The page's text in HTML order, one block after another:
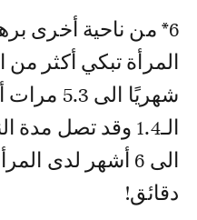
6* من ناحية أخرى
المرأة تبكي أكثر
شهريًا
الـ1.4 وقد تصل
دقائق!